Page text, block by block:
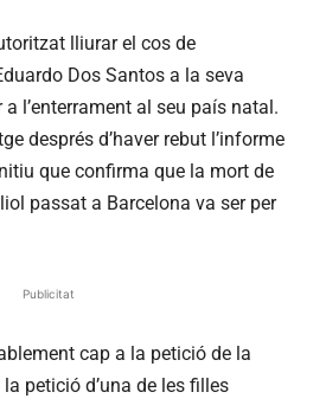
lliurar el cos de
Dos Santos a la seva
l’enterrament al seu país natal.
després d’haver rebut l’informe
que confirma que la mort de
passat a Barcelona va ser per
Publicitat
cap a la petició de la
petició d’una de les filles